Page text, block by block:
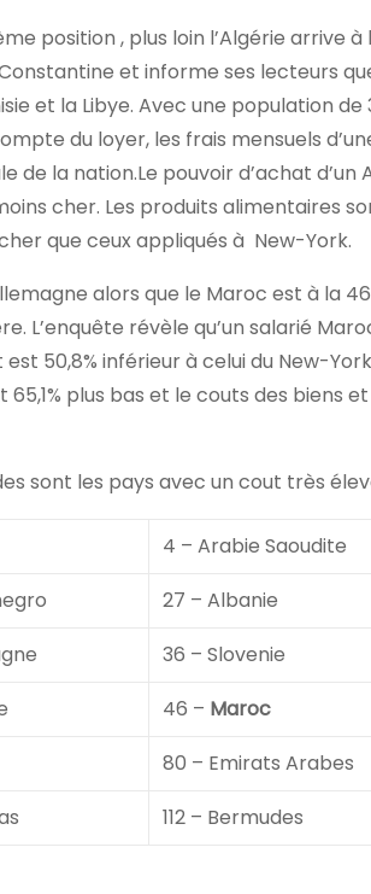
position , plus loin l’Algérie arrive
et informe ses lecteurs
et la Libye. Avec une population de
du loyer, les frais mensuels
de la nation.Le pouvoir d’achat d’un
cher. Les produits alimentaires
que ceux appliqués à New-York.
alors que le Maroc est à la
L’enquête révèle qu’un salarié
50,8% inférieur à celui du New-
plus bas et le couts des biens
sont les pays avec un cout très
4 – Arabie Saoudite
27 – Albanie
36 – Slovenie
46 – Maroc
80 – Emirats Arabes
112 – Bermudes